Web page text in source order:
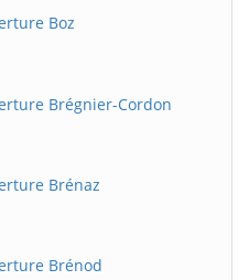
Boz
Brégnier-Cordon
Brénaz
Brénod